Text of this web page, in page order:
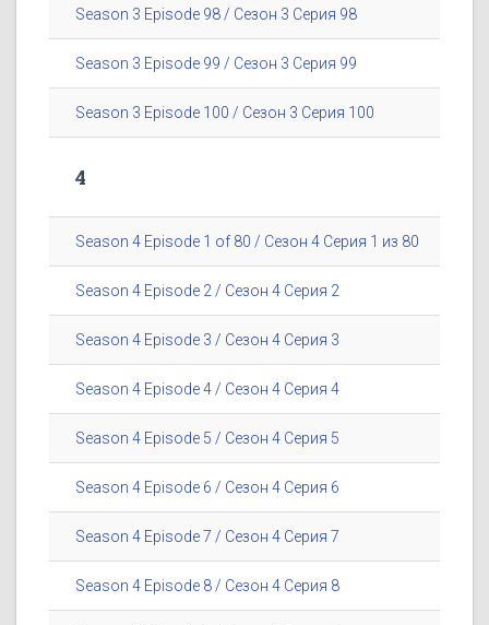
Season 3 Episode 98 / Сезон 3 Серия 98
Season 3 Episode 99 / Сезон 3 Серия 99
Season 3 Episode 100 / Сезон 3 Серия 100
4
Season 4 Episode 1 of 80 / Сезон 4 Серия 1 из 80
Season 4 Episode 2 / Сезон 4 Серия 2
Season 4 Episode 3 / Сезон 4 Серия 3
Season 4 Episode 4 / Сезон 4 Серия 4
Season 4 Episode 5 / Сезон 4 Серия 5
Season 4 Episode 6 / Сезон 4 Серия 6
Season 4 Episode 7 / Сезон 4 Серия 7
Season 4 Episode 8 / Сезон 4 Серия 8